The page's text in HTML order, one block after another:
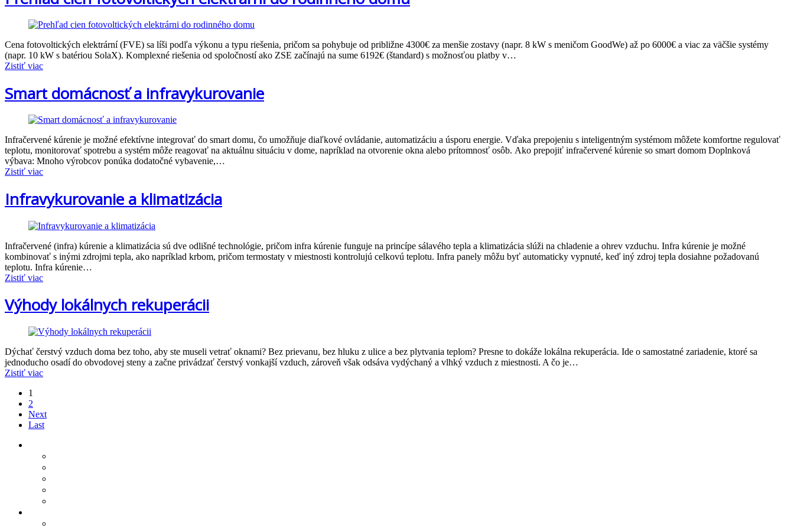
Cena fotovoltických elektrární (FVE) sa líši podľa výkonu a typu riešenia, pričom sa pohybuje od približne 4300€ za menšie zostavy (napr. 8 kW s meničom GoodWe) až po 6000€ a viac za väčšie systémy
(napr. 10 kW s batériou SolaX). Komplexné riešenia od spoločností ako ZSE začínajú na sume 6192€ (štandard) s možnosťou platby v…
Zistiť viac
Smart domácnosť a infravykurovanie
Infračervené kúrenie je možné efektívne integrovať do smart domu, čo umožňuje diaľkové ovládanie, automatizáciu a úsporu energie. Vďaka prepojeniu s inteligentným systémom môžete komfortne regulovať
teplotu, monitorovať spotrebu a systém môže reagovať na aktuálnu situáciu v dome, napríklad na otvorenie okna alebo prítomnosť osôb. Ako prepojiť infračervené kúrenie so smart domom Doplnková
výbava: Mnoho výrobcov ponúka dodatočné vybavenie,…
Zistiť viac
Infravykurovanie a klimatizácia
Infračervené (infra) kúrenie a klimatizácia sú dve odlišné technológie, pričom infra kúrenie funguje na princípe sálavého tepla a klimatizácia slúži na chladenie a ohrev vzduchu. Infra kúrenie je možné
kombinovať s inými zdrojmi tepla, ako napríklad krbom, pričom termostaty v miestnosti kontrolujú celkovú teplotu. Infra panely môžu byť automaticky vypnuté, keď iný zdroj tepla dosiahne požadovanú
teplotu. Infra kúrenie…
Zistiť viac
Výhody lokálnych rekuperácii
Dýchať čerstvý vzduch doma bez toho, aby ste museli vetrať oknami? Bez prievanu, bez hluku z ulice a bez plytvania teplom? Presne to dokáže lokálna rekuperácia. Ide o samostatné zariadenie, ktoré sa
jednoducho osadí do obvodovej steny a začne privádzať čerstvý vonkajší vzduch, zároveň však odsáva vydýchaný a vlhký vzduch z miestnosti. A čo je…
Zistiť viac
1
2
Next
Last